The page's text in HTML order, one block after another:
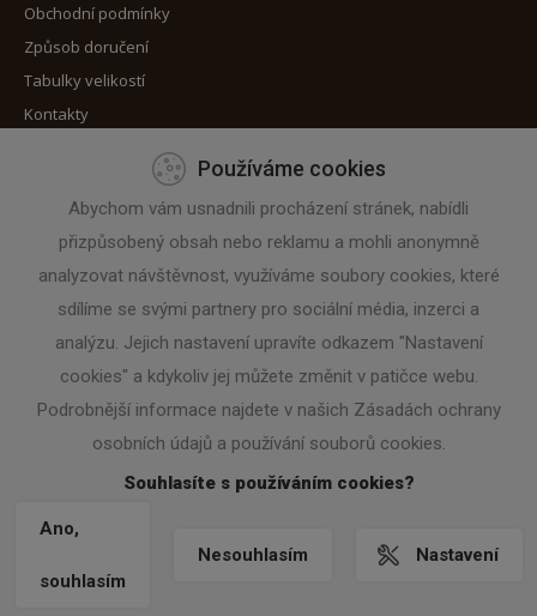
Obchodní podmínky
Způsob doručení
Tabulky velikostí
Kontakty
Máte zájem o zaslání novinek?
Zadejte svoji e-mailovou adresu
NASTAVENÍ COOKIES|VRÁCENÍ ZBOŽÍ / ODSTOUPENÍ
OD SMLOUVY|TVORBA WWW STRÁNEK
Používáme cookies
Abychom vám usnadnili procházení stránek, nabídli
přizpůsobený obsah nebo reklamu a mohli anonymně
analyzovat návštěvnost, využíváme soubory cookies, které
sdílíme se svými partnery pro sociální média, inzerci a
analýzu. Jejich nastavení upravíte odkazem "Nastavení
cookies" a kdykoliv jej můžete změnit v patičce webu.
Podrobnější informace najdete v našich Zásadách ochrany
osobních údajů a používání souborů cookies.
Souhlasíte s používáním cookies?
Ano,
souhlasím
Nesouhlasím Nastavení